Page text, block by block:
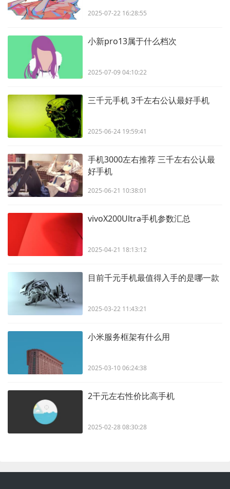
2025-07-22 16:28:55
小新pro13属于什么档次
2025-07-09 04:10:22
三千元手机 3千左右公认最好手机
2025-06-24 19:59:41
手机3000左右推荐 三千左右公认最
好手机
2025-06-21 10:38:01
vivoX200Ultra手机参数汇总
2025-04-21 18:13:12
目前千元手机最值得入手的是哪一款
2025-03-22 11:43:21
小米服务框架有什么用
2025-03-10 06:24:38
2干元左右性价比高手机
2025-02-28 08:30:28